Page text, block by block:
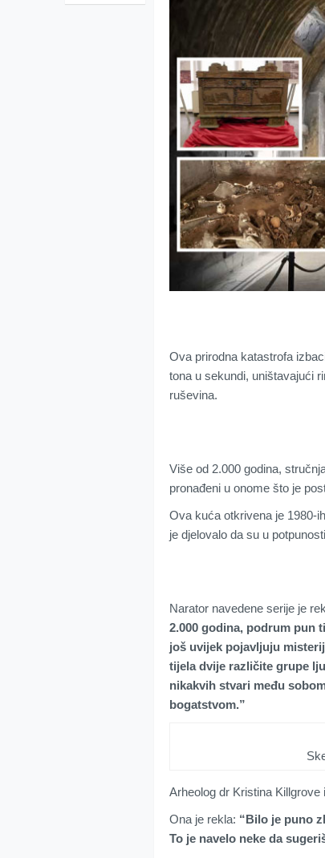
Ova prirodna katastrofa
tona u sekundi, uništavajući
ruševina.
Više od 2.000 godina,
pronađeni u onome što je
Ova kuća otkrivena je 1980-
je djelovalo da su u
Narator navedene serije je
2.000 godina, podrum pun
još uvijek pojavljuju
tijela dvije različite grupe
nikakvih stvari među
bogatstvom.”
Arheolog dr Kristina
Ona je rekla: “Bilo je puno
To je navelo neke da